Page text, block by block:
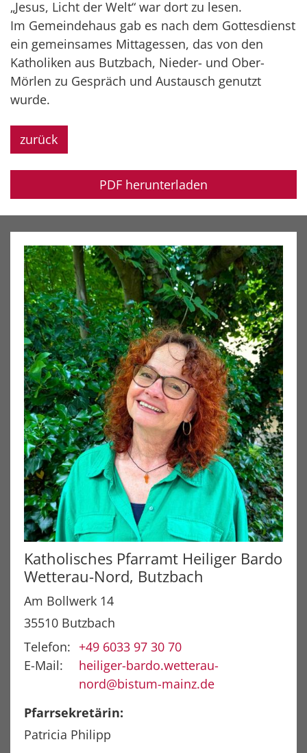
„Jesus, Licht der Welt“ war dort zu lesen.
Im Gemeindehaus gab es nach dem Gottesdienst
ein gemeinsames Mittagessen, das von den
Katholiken aus Butzbach, Nieder- und Ober-
Mörlen zu Gespräch und Austausch genutzt
wurde.
zurück
PDF herunterladen
Katholisches Pfarramt Heiliger Bardo
Wetterau-Nord, Butzbach
Am Bollwerk 14
35510 Butzbach
Telefon: +49 6033 97 30 70
E-Mail:
heiliger-bardo.wetterau-
nord@bistum-mainz.de
Pfarrsekretärin:
Patricia Philipp